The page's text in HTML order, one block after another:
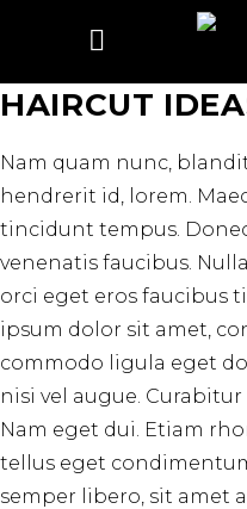
HAIRCUT
Nam quam nunc,
hendrerit id, lorem.
tincidunt tempus.
venenatis faucibus.
orci eget eros faucibus
ipsum dolor sit amet,
commodo ligula eget
nisi vel augue.
Nam eget dui. Etiam
tellus eget
semper libero, sit amet